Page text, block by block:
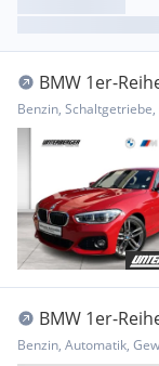
BMW 1er-
RFK US...
Benzin,
BMW 1er-
Benzin, Automatik,